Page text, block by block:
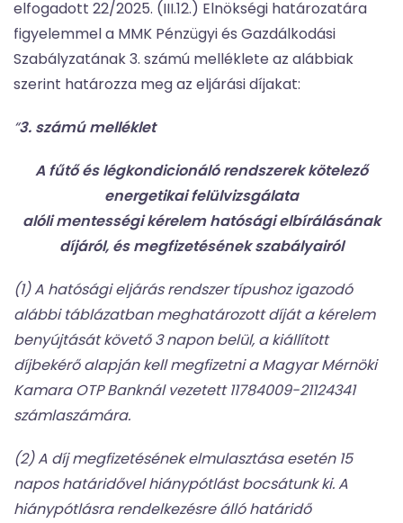
elfogadott 22/2025. (III.12.) Elnökségi határozatára
figyelemmel a MMK Pénzügyi és Gazdálkodási
Szabályzatának 3. számú melléklete az alábbiak
szerint határozza meg az eljárási díjakat:
“3. számú melléklet
A fűtő és légkondicionáló rendszerek kötelező
energetikai felülvizsgálata
alóli mentességi kérelem hatósági elbírálásának
díjáról, és megfizetésének szabályairól
(1) A hatósági eljárás rendszer típushoz igazodó
alábbi táblázatban meghatározott díját a kérelem
benyújtását követő 3 napon belül, a kiállított
díjbekérő alapján kell megfizetni a Magyar Mérnöki
Kamara OTP Banknál vezetett 11784009-21124341
számlaszámára.
(2) A díj megfizetésének elmulasztása esetén 15
napos határidővel hiánypótlást bocsátunk ki. A
hiánypótlásra rendelkezésre álló határidő